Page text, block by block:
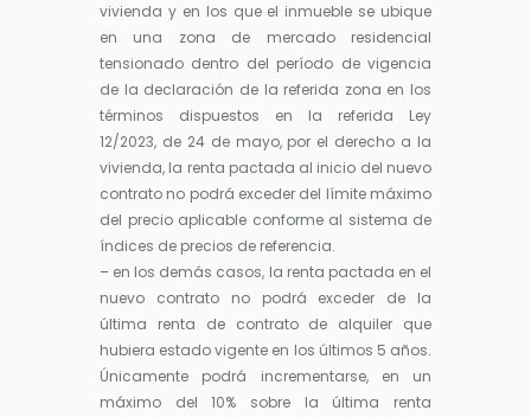
vivienda y en los que el inmueble se ubique
en una zona de mercado residencial
tensionado dentro del período de vigencia
de la declaración de la referida zona en los
términos dispuestos en la referida Ley
12/2023, de 24 de mayo, por el derecho a la
vivienda, la renta pactada al inicio del nuevo
contrato no podrá exceder del límite máximo
del precio aplicable conforme al sistema de
índices de precios de referencia.
– en los demás casos, la renta pactada en el
nuevo contrato no podrá exceder de la
última renta de contrato de alquiler que
hubiera estado vigente en los últimos 5 años.
Únicamente podrá incrementarse, en un
máximo del 10% sobre la última renta